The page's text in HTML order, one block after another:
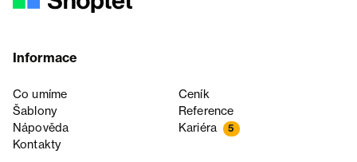
Informace
Co umíme
Ceník
Šablony
Reference
Nápověda
Kariéra 5
Kontakty